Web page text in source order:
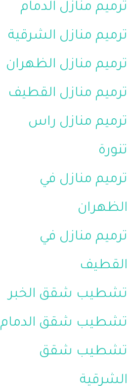
ترميم منازل الدمام
ترميم منازل الشرقية
ترميم منازل الظهران
ترميم منازل القطيف
ترميم منازل راس
تنورة
ترميم منازل في
الظهران
ترميم منازل في
القطيف
تشطيب شقق الخبر
تشطيب شقق الدمام
تشطيب شقق
الشرقية